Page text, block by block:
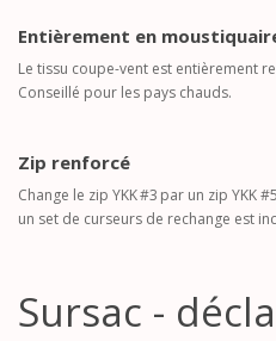
Entièrement en
Le tissu coupe-vent est entièrement
Conseillé pour les pays chauds.
Zip renforcé
Change le zip YKK #3 par un zip YKK
un set de curseurs de rechange est
Sursac -